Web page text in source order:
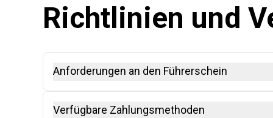
Richtlinien und
Anforderungen an den Führerschein
Ein Internationaler Führerschein (IDP), zusammen
Verfügbare Zahlungsmethoden